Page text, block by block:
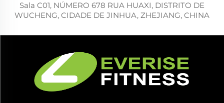
Sala C01, NÚMERO 678 RUA HUAXI, DISTRITO DE
WUCHENG, CIDADE DE JINHUA, ZHEJIANG, CHINA